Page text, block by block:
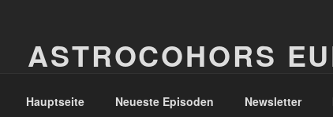
ASTROCOHORS
Hauptseite Neueste Episoden Newsletter